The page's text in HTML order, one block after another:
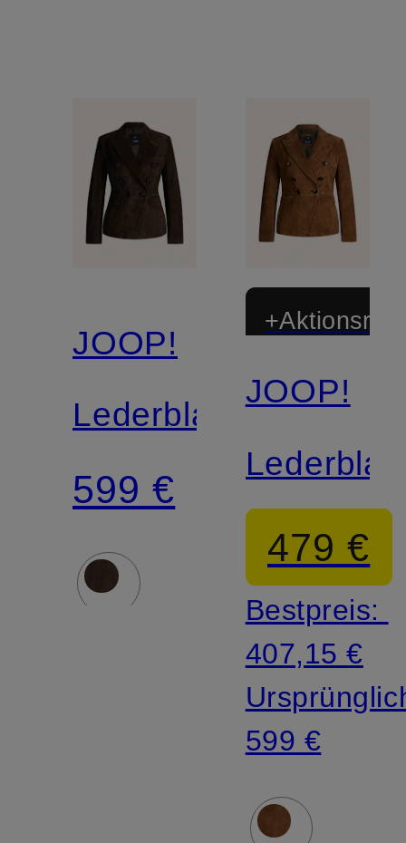
JOOP!
Lederblazer
599 €
JOOP!
479 €
Bestpreis:
407,15 €
599 €